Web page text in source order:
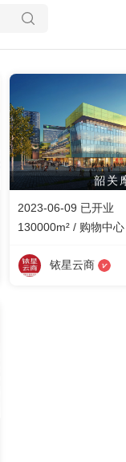
韶关
2023-06-09 已开业
130000m² / 购物中心
铱星云商